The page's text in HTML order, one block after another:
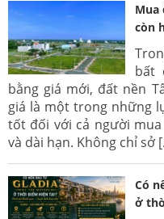
Mua
còn
bất
bằng giá mới, đất nền
giá là một trong những
tốt đối với cả người
và dài hạn. Không chỉ sở
Có
ở